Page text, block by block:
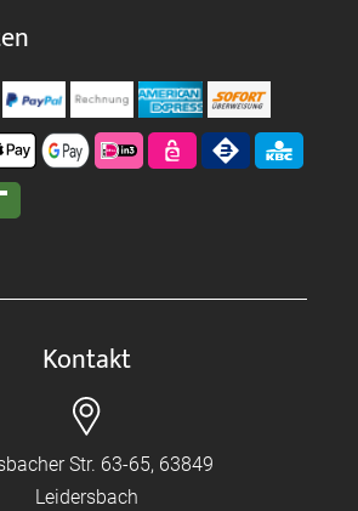
Kontakt
Str. 63-65, 63849
Leidersbach